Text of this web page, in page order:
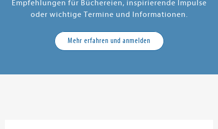
Empfehlungen für Büchereien, inspirierende Impulse
oder wichtige Termine und Informationen.
Mehr erfahren und anmelden